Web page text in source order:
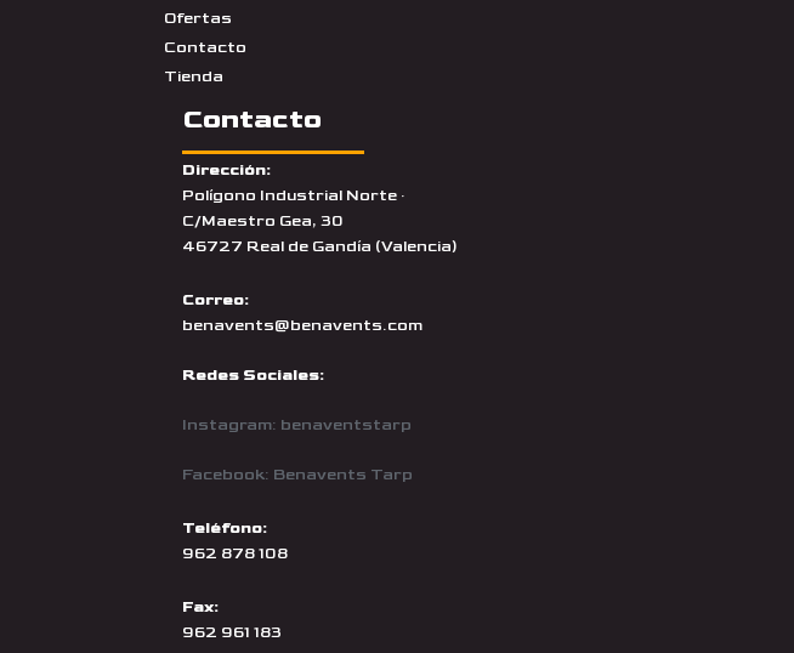
Ofertas
Contacto
Tienda
Contacto
Dirección:
Polígono Industrial Norte ·
C/Maestro Gea, 30
46727 Real de Gandía (Valencia)
Correo:
benavents@benavents.com
Redes Sociales:
Instagram: benaventstarp
Facebook: Benavents Tarp
Teléfono:
962 878 108
Fax:
962 961 183